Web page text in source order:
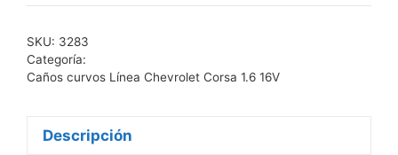
SKU: 3283
Categoría:
Caños curvos Línea Chevrolet Corsa 1.6 16V
Descripción